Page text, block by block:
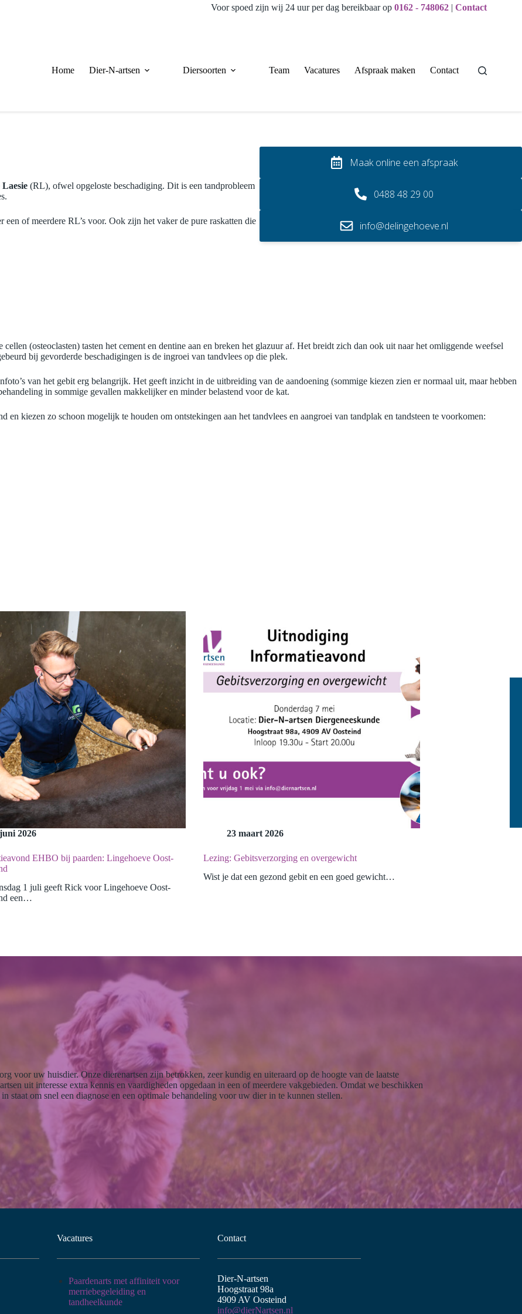
Voor spoed zijn wij 24 uur per dag bereikbaar op 0162 - 748062 | Contact
Home Dier-N-artsen Diersoorten Team Vacatures Afspraak maken Contact
(RL), ofwel opgeloste beschadiging. Dit is een tandprobleem
of meerdere RL’s voor. Ook zijn het vaker de pure raskatten die
Maak online een afspraak
0488 48 29 00
info@delingehoeve.nl
(osteoclasten) tasten het cement en dentine aan en breken het glazuur af. Het breidt zich dan ook uit naar het omliggende weefsel
bij gevorderde beschadigingen is de ingroei van tandvlees op die plek.
van het gebit erg belangrijk. Het geeft inzicht in de uitbreiding van de aandoening (sommige kiezen zien er normaal uit, maar hebben
in sommige gevallen makkelijker en minder belastend voor de kat.
kiezen zo schoon mogelijk te houden om ontstekingen aan het tandvlees en aangroei van tandplak en tandsteen te voorkomen:
2026
EHBO bij paarden: Lingehoeve Oost-
1 juli geeft Rick voor Lingehoeve Oost-
een…
23 maart 2026
Lezing: Gebitsverzorging en overgewicht
Wist je dat een gezond gebit en een goed gewicht…
voor uw huisdier. Onze dierenartsen zijn betrokken, zeer kundig en uiteraard op de hoogte van de laatste
uit interesse extra kennis en vaardigheden opgedaan in een of meerdere vakgebieden. Omdat we beschikken
staat om snel een diagnose en een optimale behandeling voor uw dier in te kunnen stellen.
Vacatures
Paardenarts met affiniteit voor
merriebegeleiding en
tandheelkunde
Contact
Dier-N-artsen
Hoogstraat 98a
4909 AV Oosteind
info@dierNartsen.nl